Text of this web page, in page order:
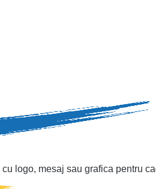
logo, mesaj sau grafica pentru